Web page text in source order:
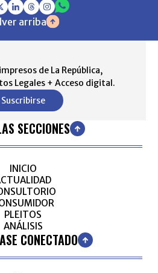
arriba
de La República,
Legales + Acceso digital.
Suscribirse
SECCIONES
INICIO
PLEITOS
ANÁLISIS
CONECTADO